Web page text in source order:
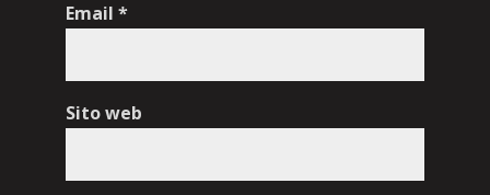
Email *
Sito web